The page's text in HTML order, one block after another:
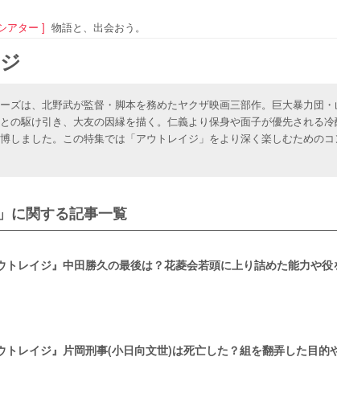
アター ] 物語と、出会おう。
ズは、北野武が監督・脚本を務めたヤクザ映画三部作。巨大暴力団
の駆け引き、大友の因縁を描く。仁義より保身や面子が優先される
しました。この特集では「アウトレイジ」をより深く楽しむための
に関する記事一覧
トレイジ』中田勝久の最後は？花菱会若頭に上り詰めた能力や
トレイジ』片岡刑事(小日向文世)は死亡した？組を翻弄した目的